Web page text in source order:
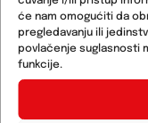
će nam omogućiti da
pregledavanju ili
povlačenje suglasnosti
funkcije.